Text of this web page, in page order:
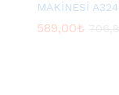
MAKİNESİ
589,00₺
589,00₺